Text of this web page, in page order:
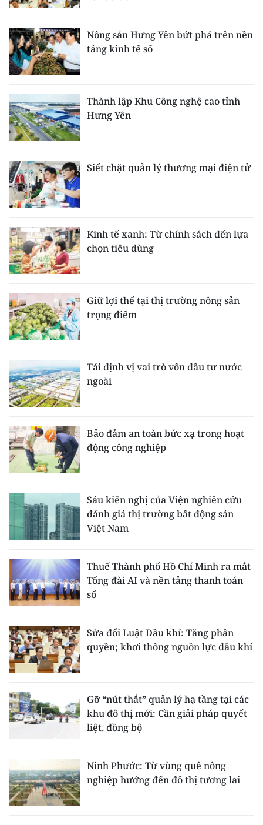
Nông sản Hưng Yên bứt phá trên nền
tảng kinh tế số
Thành lập Khu Công nghệ cao tỉnh
Hưng Yên
Siết chặt quản lý thương mại điện tử
Kinh tế xanh: Từ chính sách đến lựa
chọn tiêu dùng
Giữ lợi thế tại thị trường nông sản
trọng điểm
Tái định vị vai trò vốn đầu tư nước
ngoài
Bảo đảm an toàn bức xạ trong hoạt
động công nghiệp
Sáu kiến nghị của Viện nghiên cứu
đánh giá thị trường bất động sản
Việt Nam
Thuế Thành phố Hồ Chí Minh ra mắt
Tổng đài AI và nền tảng thanh toán
số
Sửa đổi Luật Dầu khí: Tăng phân
quyền; khơi thông nguồn lực dầu khí
Gỡ “nút thắt” quản lý hạ tầng tại các
khu đô thị mới: Cần giải pháp quyết
liệt, đồng bộ
Ninh Phước: Từ vùng quê nông
nghiệp hướng đến đô thị tương lai